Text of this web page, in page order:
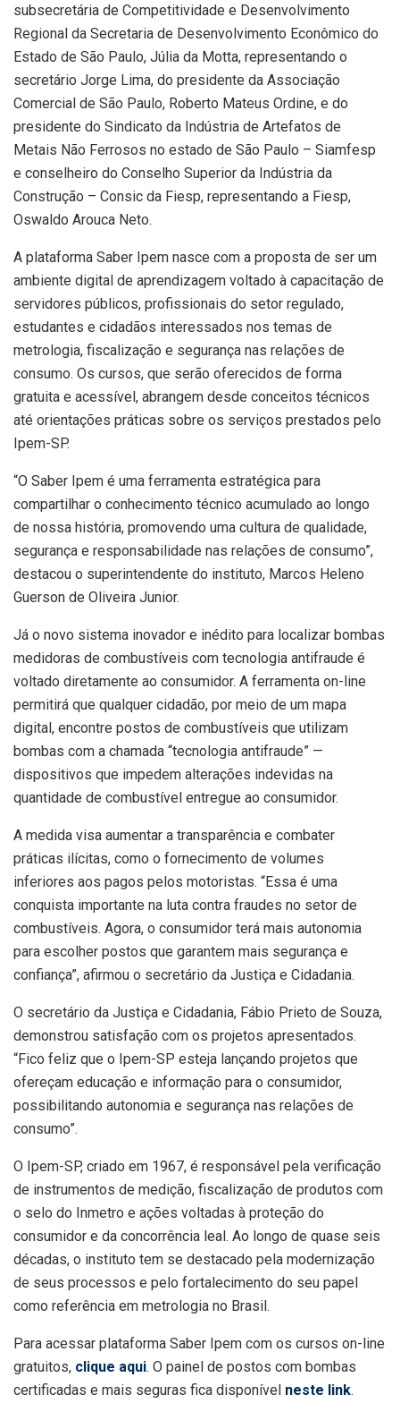
subsecretária de Competitividade e Desenvolvimento
Regional da Secretaria de Desenvolvimento Econômico do
Estado de São Paulo, Júlia da Motta, representando o
secretário Jorge Lima, do presidente da Associação
Comercial de São Paulo, Roberto Mateus Ordine, e do
presidente do Sindicato da Indústria de Artefatos de
Metais Não Ferrosos no estado de São Paulo – Siamfesp
e conselheiro do Conselho Superior da Indústria da
Construção – Consic da Fiesp, representando a Fiesp,
Oswaldo Arouca Neto.
A plataforma Saber Ipem nasce com a proposta de ser um
ambiente digital de aprendizagem voltado à capacitação de
servidores públicos, profissionais do setor regulado,
estudantes e cidadãos interessados nos temas de
metrologia, fiscalização e segurança nas relações de
consumo. Os cursos, que serão oferecidos de forma
gratuita e acessível, abrangem desde conceitos técnicos
até orientações práticas sobre os serviços prestados pelo
Ipem-SP.
“O Saber Ipem é uma ferramenta estratégica para
compartilhar o conhecimento técnico acumulado ao longo
de nossa história, promovendo uma cultura de qualidade,
segurança e responsabilidade nas relações de consumo”,
destacou o superintendente do instituto, Marcos Heleno
Guerson de Oliveira Junior.
Já o novo sistema inovador e inédito para localizar bombas
medidoras de combustíveis com tecnologia antifraude é
voltado diretamente ao consumidor. A ferramenta on-line
permitirá que qualquer cidadão, por meio de um mapa
digital, encontre postos de combustíveis que utilizam
bombas com a chamada “tecnologia antifraude” —
dispositivos que impedem alterações indevidas na
quantidade de combustível entregue ao consumidor.
A medida visa aumentar a transparência e combater
práticas ilícitas, como o fornecimento de volumes
inferiores aos pagos pelos motoristas. “Essa é uma
conquista importante na luta contra fraudes no setor de
combustíveis. Agora, o consumidor terá mais autonomia
para escolher postos que garantem mais segurança e
confiança”, afirmou o secretário da Justiça e Cidadania.
O secretário da Justiça e Cidadania, Fábio Prieto de Souza,
demonstrou satisfação com os projetos apresentados.
“Fico feliz que o Ipem-SP esteja lançando projetos que
ofereçam educação e informação para o consumidor,
possibilitando autonomia e segurança nas relações de
consumo”.
O Ipem-SP, criado em 1967, é responsável pela verificação
de instrumentos de medição, fiscalização de produtos com
o selo do Inmetro e ações voltadas à proteção do
consumidor e da concorrência leal. Ao longo de quase seis
décadas, o instituto tem se destacado pela modernização
de seus processos e pelo fortalecimento do seu papel
como referência em metrologia no Brasil.
Para acessar plataforma Saber Ipem com os cursos on-line
gratuitos, clique aqui. O painel de postos com bombas
certificadas e mais seguras fica disponível neste link.